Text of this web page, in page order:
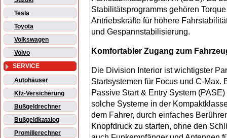
Tesla
Toyota
Volkswagen
Volvo
SERVICE
Autohäuser
Kfz-Versicherung
Bußgeldrechner
Bußgeldkatalog
Promillerechner
Stabilitätsprogramms gehören
Antriebskräfte für höhere
und Gespannstabilisierung.
Komfortabler Zugang zum
Die Division Interior ist wichtigster
Startsystemen für Focus und C-Max.
Passive Start & Entry System
solche Systeme in der
dem Fahrer, durch einfaches
Knopfdruck zu starten, ohne den